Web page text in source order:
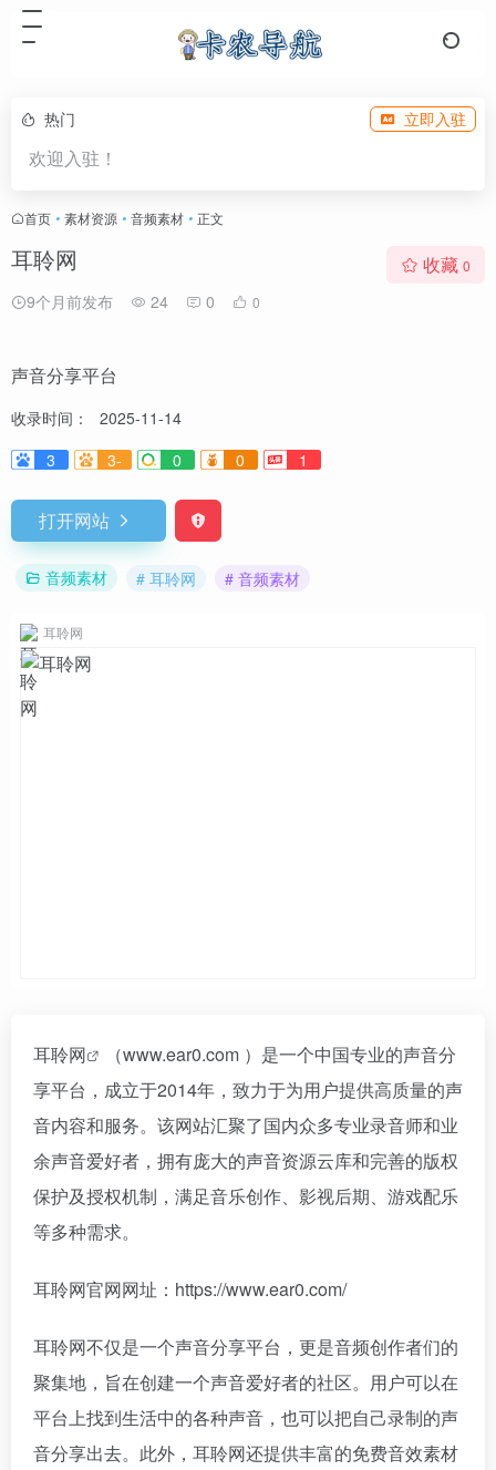
热门 立即入驻
欢迎入驻！
首页 • 素材资源 • 音频素材 • 正文
耳聆网
9个月前发布 24 0 0
收藏 0
声音分享平台
收录时间：
2025-11-14
3
3- 0 0 1
打开网站
音频素材 # 耳聆网 # 音频素材
耳聆网
耳聆网
（www.ear0.com ）是一个中国专业的声音分
享平台，成立于2014年，致力于为用户提供高质量的声
音内容和服务。该网站汇聚了国内众多专业录音师和业
余声音爱好者，拥有庞大的声音资源云库和完善的版权
保护及授权机制，满足音乐创作、影视后期、游戏配乐
等多种需求。
耳聆网官网网址：https://www.ear0.com/
耳聆网不仅是一个声音分享平台，更是音频创作者们的
聚集地，旨在创建一个声音爱好者的社区。用户可以在
平台上找到生活中的各种声音，也可以把自己录制的声
音分享出去。此外，耳聆网还提供丰富的免费音效素材